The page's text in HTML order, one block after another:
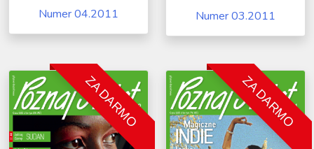
Numer 04.2011 Numer 03.2011
ZA DARMO ZA DARMO